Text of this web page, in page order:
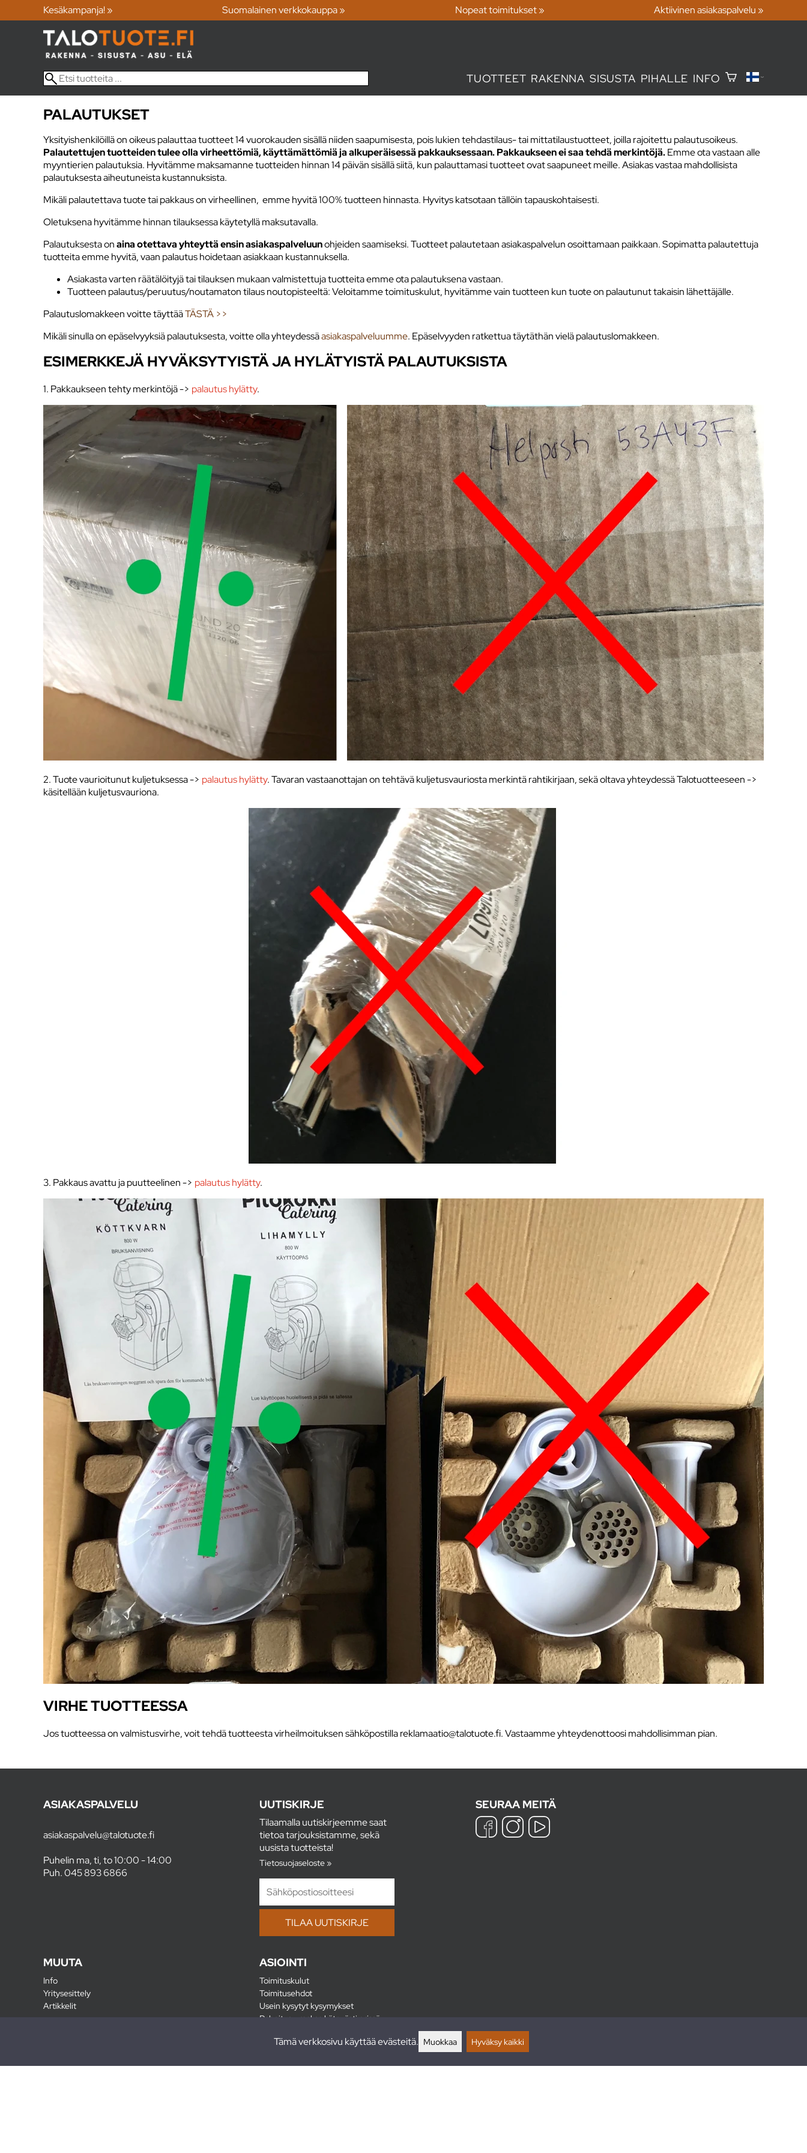
Kesäkampanja! » Suomalainen verkkokauppa » Nopeat toimitukset » Aktiivinen asiakaspalvelu »
TUOTTEET RAKENNA SISUSTA PIHALLE INFO
PALAUTUKSET
Yksityishenkilöillä on oikeus palauttaa tuotteet 14 vuorokauden sisällä niiden saapumisesta, pois lukien tehdastilaus- tai mittatilaustuotteet, joilla rajoitettu palautusoikeus.
Palautettujen tuotteiden tulee olla virheettömiä, käyttämättömiä ja alkuperäisessä pakkauksessaan.Pakkaukseen ei saa tehdä merkintöjä.Emme ota vastaan alle
myyntierien palautuksia. Hyvitämme maksamanne tuotteiden hinnan 14 päivän sisällä siitä, kun palauttamasi tuotteet ovat saapuneet meille. Asiakas vastaa mahdollisista
palautuksesta aiheutuneista kustannuksista.
Mikäli palautettava tuote tai pakkaus on virheellinen, emme hyvitä 100% tuotteen hinnasta. Hyvitys katsotaan tällöin tapauskohtaisesti.
Oletuksena hyvitämme hinnan tilauksessa käytetyllä maksutavalla.
Palautuksesta onaina otettava yhteyttä ensin asiakaspalveluunohjeiden saamiseksi. Tuotteet palautetaan asiakaspalvelun osoittamaan paikkaan. Sopimatta palautettuja
tuotteita emme hyvitä, vaan palautus hoidetaan asiakkaan kustannuksella.
Asiakasta varten räätälöityjä tai tilauksen mukaan valmistettuja tuotteita emme ota palautuksena vastaan.
Tuotteen palautus/peruutus/noutamaton tilaus noutopisteeltä: Veloitamme toimituskulut, hyvitämme vain tuotteen kun tuote on palautunut takaisin lähettäjälle.
Palautuslomakkeen voitte täyttääTÄSTÄ >>
Mikäli sinulla on epäselvyyksiä palautuksesta, voitte olla yhteydessäasiakaspalveluumme. Epäselvyyden ratkettua täytäthän vielä palautuslomakkeen.
ESIMERKKEJÄ HYVÄKSYTYISTÄ JA HYLÄTYISTÄ PALAUTUKSISTA
1. Pakkaukseen tehty merkintöjä -> palautus hylätty.
2. Tuote vaurioitunut kuljetuksessa -> palautus hylätty. Tavaran vastaanottajan on tehtävä kuljetusvauriosta merkintä rahtikirjaan, sekä oltava yhteydessä Talotuotteeseen ->
käsitellään kuljetusvauriona.
3. Pakkaus avattu ja puutteelinen -> palautus hylätty.
VIRHE TUOTTEESSA
Jos tuotteessa on valmistusvirhe, voit tehdä tuotteesta virheilmoituksen sähköpostilla reklamaatio@talotuote.fi. Vastaamme yhteydenottoosi mahdollisimman pian.
ASIAKASPALVELU
asiakaspalvelu@talotuote.fi
Puhelin ma, ti, to 10:00 - 14:00
Puh.045 893 6866
UUTISKIRJE
Tilaamalla uutiskirjeemme saat
tietoa tarjouksistamme, sekä
uusista tuotteista!
Tietosuojaseloste »
SEURAA MEITÄ
MUUTA
Info
Yritysesittely
Artikkelit
ASIOINTI
Toimituskulut
Toimitusehdot
Usein kysytyt kysymykset
Rahoitus - maksa kätevästi erissä
Tämä verkkosivu käyttää evästeitä. Muokkaa Hyväksy kaikki